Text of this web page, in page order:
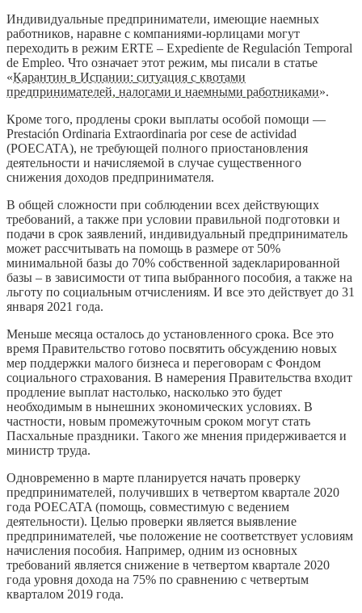
Индивидуальные предприниматели, имеющие наемных
работников, наравне с компаниями-юрлицами могут
переходить в режим ERTE – Expediente de Regulación Temporal
de Empleo. Что означает этот режим, мы писали в статье
«Карантин в Испании: ситуация с квотами
предпринимателей, налогами и наемными работниками».
Кроме того, продлены сроки выплаты особой помощи —
Prestación Ordinaria Extraordinaria por cese de actividad
(POECATA), не требующей полного приостановления
деятельности и начисляемой в случае существенного
снижения доходов предпринимателя.
В общей сложности при соблюдении всех действующих
требований, а также при условии правильной подготовки и
подачи в срок заявлений, индивидуальный предприниматель
может рассчитывать на помощь в размере от 50%
минимальной базы до 70% собственной задекларированной
базы – в зависимости от типа выбранного пособия, а также на
льготу по социальным отчислениям. И все это действует до 31
января 2021 года.
Меньше месяца осталось до установленного срока. Все это
время Правительство готово посвятить обсуждению новых
мер поддержки малого бизнеса и переговорам с Фондом
социального страхования. В намерения Правительства входит
продление выплат настолько, насколько это будет
необходимым в нынешних экономических условиях. В
частности, новым промежуточным сроком могут стать
Пасхальные праздники. Такого же мнения придерживается и
министр труда.
Одновременно в марте планируется начать проверку
предпринимателей, получивших в четвертом квартале 2020
года POECATA (помощь, совместимую с ведением
деятельности). Целью проверки является выявление
предпринимателей, чье положение не соответствует условиям
начисления пособия. Например, одним из основных
требований является снижение в четвертом квартале 2020
года уровня дохода на 75% по сравнению с четвертым
кварталом 2019 года.